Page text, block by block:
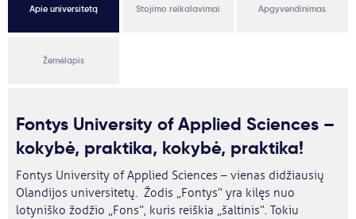
Apie universitetą Stojimo reikalavimai Apgyvendinimas
Žemėlapis
Fontys University of Applied Sciences –
kokybė, praktika, kokybė, praktika!
Fontys University of Applied Sciences – vienas didžiausių
Olandijos universitetų. Žodis „Fontys“ yra kilęs nuo
lotyniško žodžio „Fons“, kuris reiškia „šaltinis“. Tokiu